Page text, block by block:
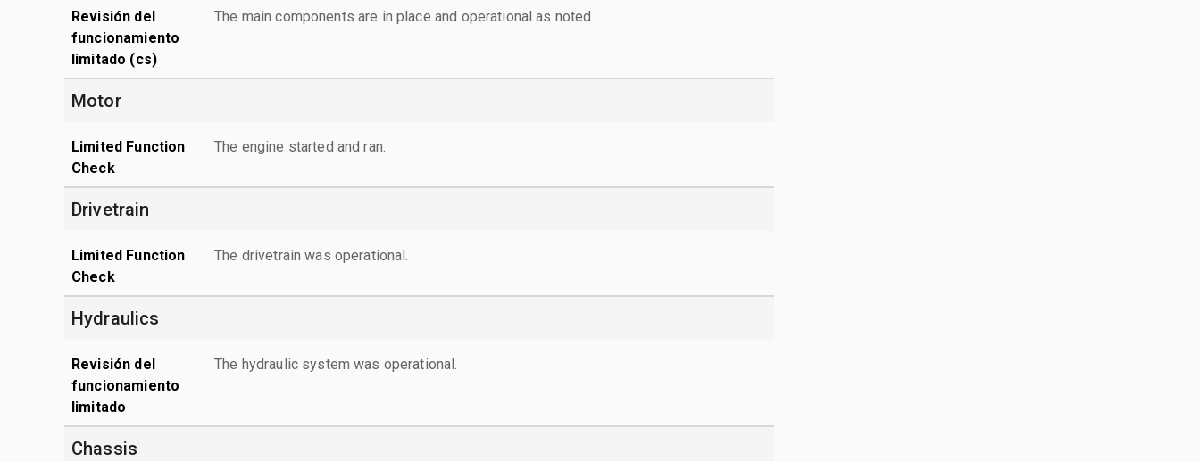
Revisión del
funcionamiento
limitado (cs)
The main components are in place and operational as noted.
Motor
Limited Function
Check
The engine started and ran.
Drivetrain
Limited Function
Check
The drivetrain was operational.
Hydraulics
Revisión del
funcionamiento
limitado
The hydraulic system was operational.
Chassis